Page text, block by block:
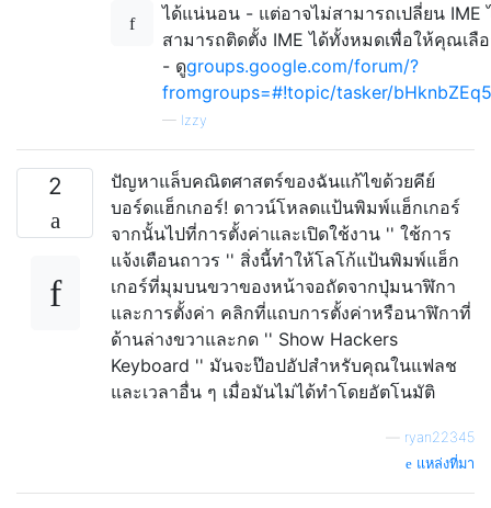
ได้แน่นอน - แต่อาจไม่สามารถเปลี่ยน IME
สามารถติดตั้ง IME ได้ทั้งหมดเพื่อให้คุณเลื
- ดูgroups.google.com/forum/?
fromgroups=#!topic/tasker/
— Izzy
2
ปัญหาแล็บคณิตศาสตร์ของฉันแก้ไขด้วยคีย์
บอร์ดแฮ็กเกอร์! ดาวน์โหลดแป้นพิมพ์แฮ็กเกอร์
จากนั้นไปที่การตั้งค่าและเปิดใช้งาน '' ใช้การ
แจ้งเตือนถาวร '' สิ่งนี้ทำให้โลโก้แป้นพิมพ์แฮ็ก
เกอร์ที่มุมบนขวาของหน้าจอถัดจากปุ่มนาฬิกา
และการตั้งค่า คลิกที่แถบการตั้งค่าหรือนาฬิกาที่
ด้านล่างขวาและกด '' Show Hackers
Keyboard '' มันจะป๊อปอัปสำหรับคุณในแฟลช
และเวลาอื่น ๆ เมื่อมันไม่ได้ทำโดยอัตโนมัติ
ryan22345
แหล่งที่มา